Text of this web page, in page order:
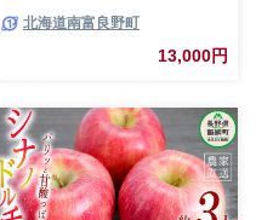
北海道南富良野町
13,000円